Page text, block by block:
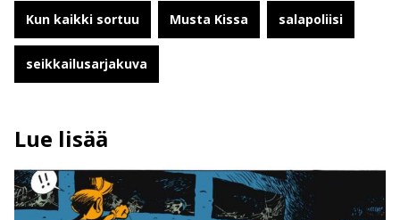
Kun kaikki sortuu Musta Kissa salapoliisi
seikkailusarjakuva
Lue lisää